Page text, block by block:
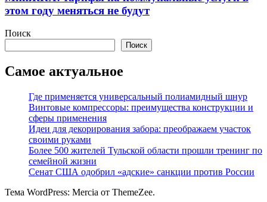
этом году меняться не будут
Поиск
Поиск
Самое актуальное
Где применяется универсальный полиамидный шнур
Винтовые компрессоры: преимущества конструкции и
сферы применения
Идеи для декорирования забора: преображаем участок
своими руками
Более 500 жителей Тульской области прошли тренинг по
семейной жизни
Сенат США одобрил «адские» санкции против России
Тема WordPress: Mercia от ThemeZee.